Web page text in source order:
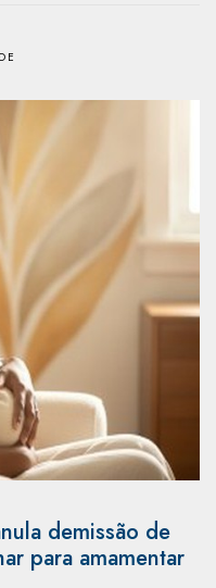
demissão de
para amamentar